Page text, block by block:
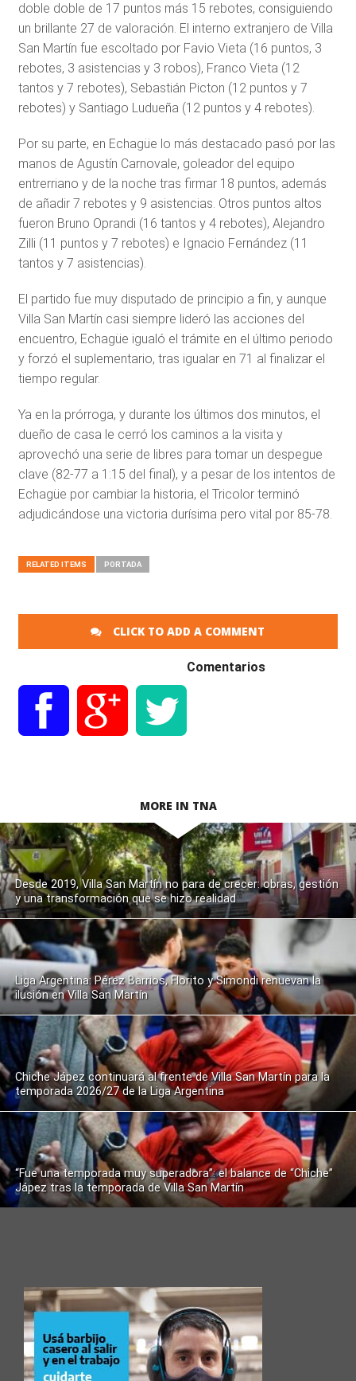
doble doble de 17 puntos más 15 rebotes, consiguiendo
un brillante 27 de valoración. El interno extranjero de Villa
San Martín fue escoltado por Favio Vieta (16 puntos, 3
rebotes, 3 asistencias y 3 robos), Franco Vieta (12
tantos y 7 rebotes), Sebastián Picton (12 puntos y 7
rebotes) y Santiago Ludueña (12 puntos y 4 rebotes).
Por su parte, en Echagüe lo más destacado pasó por las
manos de Agustín Carnovale, goleador del equipo
entrerriano y de la noche tras firmar 18 puntos, además
de añadir 7 rebotes y 9 asistencias. Otros puntos altos
fueron Bruno Oprandi (16 tantos y 4 rebotes), Alejandro
Zilli (11 puntos y 7 rebotes) e Ignacio Fernández (11
tantos y 7 asistencias).
El partido fue muy disputado de principio a fin, y aunque
Villa San Martín casi siempre lideró las acciones del
encuentro, Echagüe igualó el trámite en el último periodo
y forzó el suplementario, tras igualar en 71 al finalizar el
tiempo regular.
Ya en la prórroga, y durante los últimos dos minutos, el
dueño de casa le cerró los caminos a la visita y
aprovechó una serie de libres para tomar un despegue
clave (82-77 a 1:15 del final), y a pesar de los intentos de
Echagüe por cambiar la historia, el Tricolor terminó
adjudicándose una victoria durísima pero vital por 85-78.
RELATED ITEMS PORTADA
CLICK TO ADD A COMMENT
Comentarios
MORE IN TNA
Desde 2019, Villa San Martín no para de crecer: obras, gestión
y una transformación que se hizo realidad
Liga Argentina: Pérez Barrios, Florito y Simondi renuevan la
ilusión en Villa San Martín
Chiche Jápez continuará al frente de Villa San Martín para la
temporada 2026/27 de la Liga Argentina
“Fue una temporada muy superadora”: el balance de “Chiche”
Jápez tras la temporada de Villa San Martín